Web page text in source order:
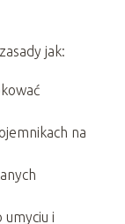
jak:
na
umyciu i